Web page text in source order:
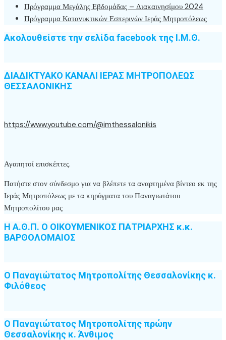
Πρόγραμμα Μεγάλης Εβδομάδας – Διακαινησίμου 2024
Πρόγραμμα Κατανυκτικών Εσπερινών Ιεράς Μητροπόλεως
Ακολουθείστε την σελίδα facebook της Ι.Μ.Θ.
ΔΙΑΔΙΚΤΥΑΚΟ ΚΑΝΑΛΙ ΙΕΡΑΣ ΜΗΤΡΟΠΟΛΕΩΣ
ΘΕΣΣΑΛΟΝΙΚΗΣ
https://www.youtube.com/@imthessalonikis
Αγαπητοί επισκέπτες.
Πατήστε στον σύνδεσμο για να βλέπετε τα αναρτημένα βίντεο εκ της
Ιεράς Μητροπόλεως με τα κηρύγματα του Παναγιωτάτου
Μητροπολίτου μας
Η Α.Θ.Π. Ο ΟΙΚΟΥΜΕΝΙΚΟΣ ΠΑΤΡΙΑΡΧΗΣ κ.κ.
ΒΑΡΘΟΛΟΜΑΙΟΣ
Ο Παναγιώτατος Μητροπολίτης Θεσσαλονίκης κ.
Φιλόθεος
Ο Παναγιώτατος Μητροπολίτης πρώην
Θεσσαλονίκης κ. Άνθιμος